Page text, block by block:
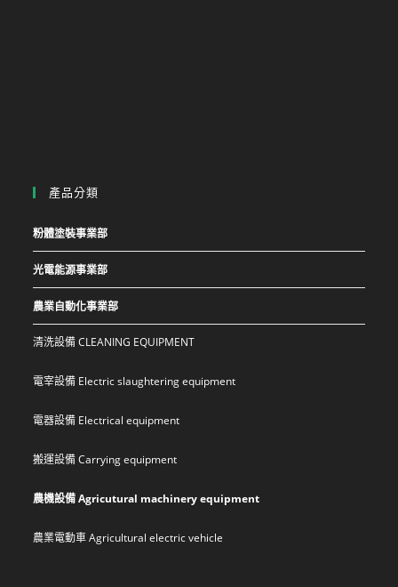
產品分類
粉體塗裝事業部
光電能源事業部
農業自動化事業部
清洗設備 CLEANING EQUIPMENT
電宰設備 Electric slaughtering equipment
電器設備 Electrical equipment
搬運設備 Carrying equipment
農機設備 Agricutural machinery equipment
農業電動車 Agricultural electric vehicle